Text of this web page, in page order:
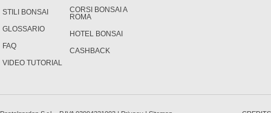
STILI BONSAI
GLOSSARIO
FAQ
VIDEO TUTORIAL
CORSI BONSAI A
ROMA
HOTEL BONSAI
CASHBACK